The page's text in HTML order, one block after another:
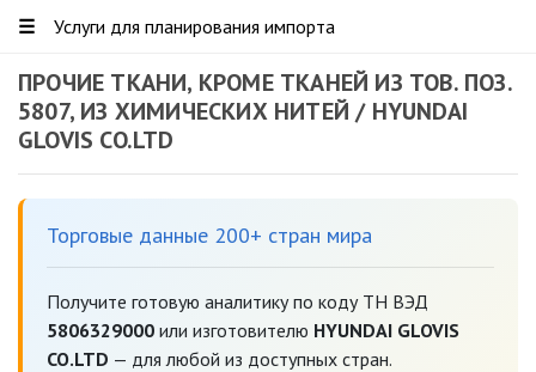
☰ Услуги для планирования импорта
ПРОЧИЕ ТКАНИ, КРОМЕ ТКАНЕЙ ИЗ ТОВ. ПОЗ.
5807, ИЗ ХИМИЧЕСКИХ НИТЕЙ / HYUNDAI
GLOVIS CO.LTD
Торговые данные 200+ стран мира
Получите готовую аналитику по коду ТН ВЭД
5806329000 или изготовителю HYUNDAI GLOVIS
CO.LTD — для любой из доступных стран.